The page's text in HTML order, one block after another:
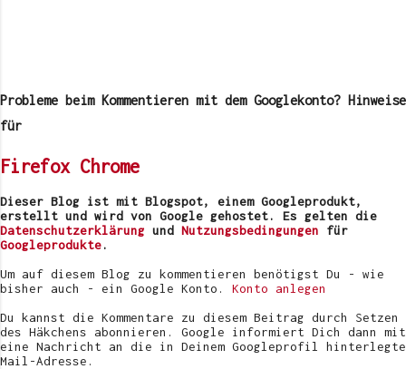
m
m
a
v
e
r
ö
f
e
t
l
i
c
Probleme beim Kommentieren mit dem Googlekonto? Hinweise
für
Firefox Chrome
Dieser Blog ist mit Blogspot, einem Googleprodukt,
erstellt und wird von Google gehostet. Es gelten die
Datenschutzerklärung und Nutzungsbedingungen für
Googleprodukte.
Um auf diesem Blog zu kommentieren benötigst Du - wie
bisher auch - ein Google Konto. Konto anlegen
Du kannst die Kommentare zu diesem Beitrag durch Setzen
des Häkchens abonnieren. Google informiert Dich dann mit
eine Nachricht an die in Deinem Googleprofil hinterlegte
Mail-Adresse.